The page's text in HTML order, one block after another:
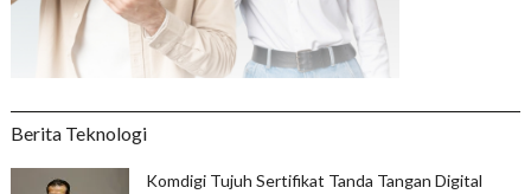
Berita Teknologi
Komdigi Tujuh Sertifikat Tanda Tangan Digital